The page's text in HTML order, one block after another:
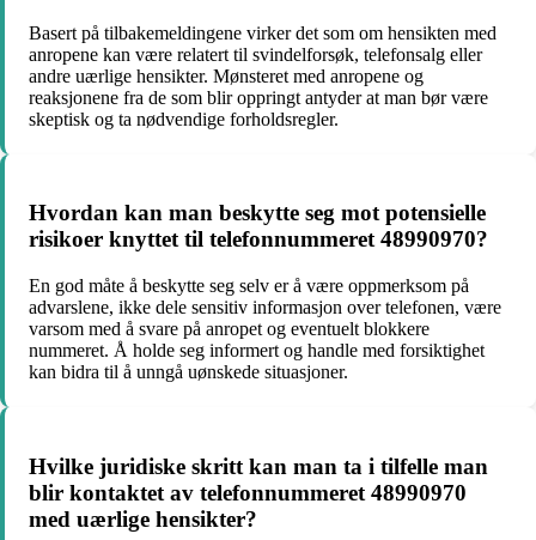
Basert på tilbakemeldingene virker det som om hensikten med
anropene kan være relatert til svindelforsøk, telefonsalg eller
andre uærlige hensikter. Mønsteret med anropene og
reaksjonene fra de som blir oppringt antyder at man bør være
skeptisk og ta nødvendige forholdsregler.
Hvordan kan man beskytte seg mot potensielle
risikoer knyttet til telefonnummeret 48990970?
En god måte å beskytte seg selv er å være oppmerksom på
advarslene, ikke dele sensitiv informasjon over telefonen, være
varsom med å svare på anropet og eventuelt blokkere
nummeret. Å holde seg informert og handle med forsiktighet
kan bidra til å unngå uønskede situasjoner.
Hvilke juridiske skritt kan man ta i tilfelle man
blir kontaktet av telefonnummeret 48990970
med uærlige hensikter?